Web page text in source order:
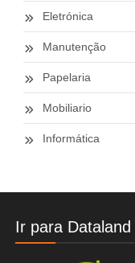
Eletrónica
Manutenção
Papelaria
Mobiliario
Informática
Ir para